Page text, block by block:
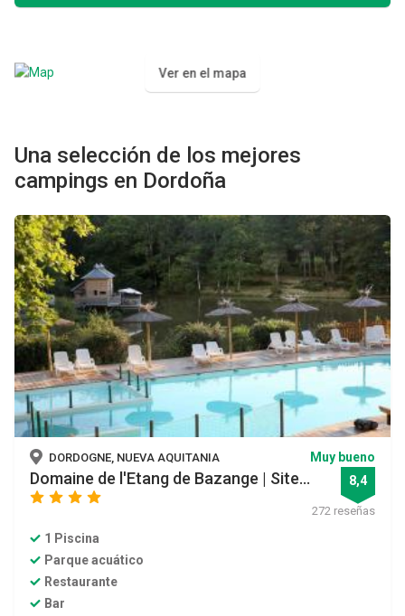
Ver en el mapa
Una selección de los mejores
campings en Dordoña
DORDOGNE, NUEVA AQUITANIA
Domaine de l'Etang de Bazange | Site...
star star star
Muy bueno
8,4
272 reseñas
1 Piscina
Parque acuático
Restaurante
Bar